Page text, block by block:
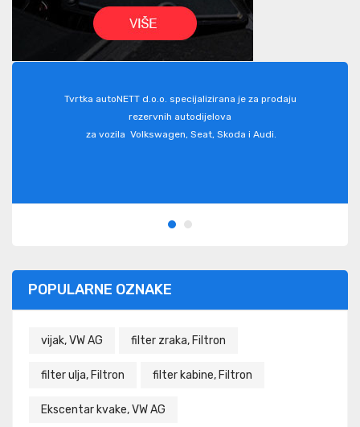
Tvrtka autoNETT d.o.o. specijalizirana je za prodaju
rezervnih autodijelova
za vozila Volkswagen, Seat, Skoda i Audi.
POPULARNE OZNAKE
vijak, VW AG filter zraka, Filtron
filter ulja, Filtron filter kabine, Filtron
Ekscentar kvake, VW AG